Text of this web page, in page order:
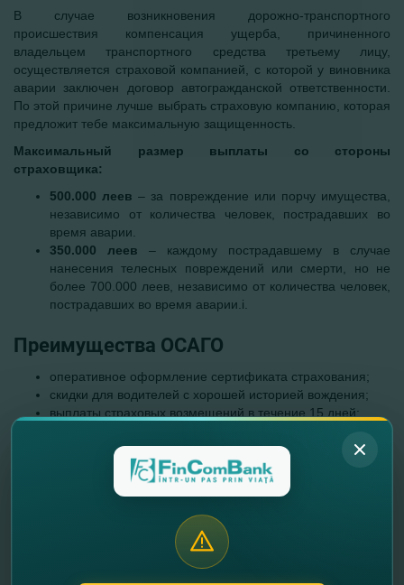
В случае возникновения дорожно-транспортного
происшествия компенсация ущерба, причиненного
владельцем транспортного средства третьему лицу,
осуществляется страховой компанией, с которой у виновника
аварии заключен договор автогражданской ответственности.
По этой причине лучше выбрать страховую компанию, которая
предложит тебе максимальную защищенность.
Максимальный размер выплаты со стороны
страховщика:
500.000 леев– за повреждение или порчу имущества,
независимо от количества человек, пострадавших во
время аварии.
350.000 леев – каждому пострадавшему в случае
нанесения телесных повреждений или смерти, но не
более 700.000 леев, независимо от количества человек,
пострадавших во время аварии.i.
Преимущества ОСАГО
оперативное оформление сертификата страхования;
скидки для водителей с хорошей историей вождения;
выплаты страховых возмещений в течение 15 дней;
возмещений.